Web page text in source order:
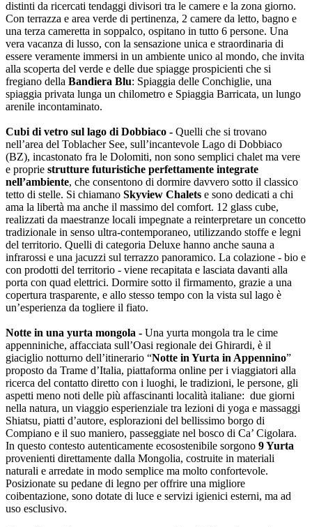
distinti da ricercati tendaggi divisori tra le camere e la zona giorno.
Con terrazza e area verde di pertinenza, 2 camere da letto, bagno e
una terza cameretta in soppalco, ospitano in tutto 6 persone. Una
vera vacanza di lusso, con la sensazione unica e straordinaria di
essere veramente immersi in un ambiente unico al mondo, che invita
alla scoperta del verde e delle due spiagge prospicienti che si
fregiano della Bandiera Blu: Spiaggia delle Conchiglie, una
spiaggia privata lunga un chilometro e Spiaggia Barricata, un lungo
arenile incontaminato.
Cubi di vetro sul lago di Dobbiaco - Quelli che si trovano
nell’area del Toblacher See, sull’incantevole Lago di Dobbiaco
(BZ), incastonato fra le Dolomiti, non sono semplici chalet ma vere
e proprie strutture futuristiche perfettamente integrate
nell’ambiente, che consentono di dormire davvero sotto il classico
tetto di stelle. Si chiamano Skyview Chalets e sono dedicati a chi
ama la libertà ma anche il massimo del comfort. 12 glass cube,
realizzati da maestranze locali impegnate a reinterpretare un concetto
tradizionale in senso ultra-contemporaneo, utilizzando stoffe e legni
del territorio. Quelli di categoria Deluxe hanno anche sauna a
infrarossi e una jacuzzi sul terrazzo panoramico. La colazione - bio e
con prodotti del territorio - viene recapitata e lasciata davanti alla
porta con quad elettrici. Dormire sotto il firmamento, grazie a una
copertura trasparente, e allo stesso tempo con la vista sul lago è
un’esperienza da togliere il fiato.
Notte in una yurta mongola - Una yurta mongola tra le cime
appenniniche, affacciata sull’Oasi regionale dei Ghirardi, è il
giaciglio notturno dell’itinerario “Notte in Yurta in Appennino”
proposto da Trame d’Italia, piattaforma online per i viaggiatori alla
ricerca del contatto diretto con i luoghi, le tradizioni, le persone, gli
aspetti meno noti delle più affascinanti località italiane: due giorni
nella natura, un viaggio esperienziale tra lezioni di yoga e massaggi
Shiatsu, piatti d’autore, esplorazioni del bellissimo borgo di
Compiano e il suo maniero, passeggiate nel bosco di Ca’ Cigolara.
In questo contesto autenticamente ecosostenibile sorgono 9 Yurta
provenienti direttamente dalla Mongolia, costruite in materiali
naturali e arredate in modo semplice ma molto confortevole.
Posizionate su pedane di legno per offrire una migliore
coibentazione, sono dotate di luce e servizi igienici esterni, ma ad
uso esclusivo.